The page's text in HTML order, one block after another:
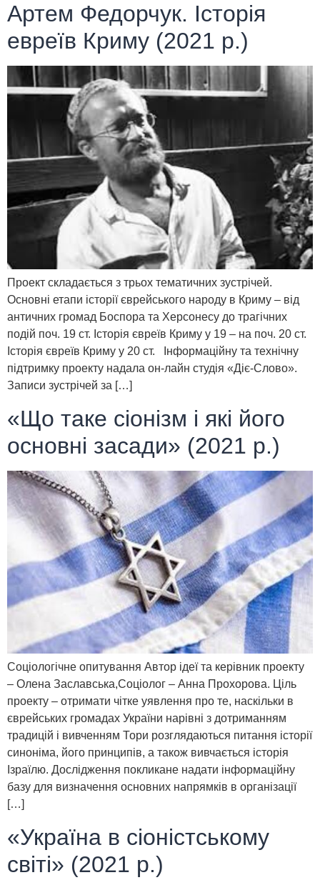
Артем Федорчук. Історія
евреїв Криму (2021 р.)
Проект складається з трьох тематичних зустрічей.
Основні етапи історії єврейського народу в Криму – від
античних громад Боспора та Херсонесу до трагічних
подій поч. 19 ст. Історія євреїв Криму у 19 – на поч. 20 ст.
Історія євреїв Криму у 20 ст. Інформаційну та технічну
підтримку проекту надала он-лайн студія «Діє-Слово».
Записи зустрічей за […]
«Що таке сіонізм і які його
основні засади» (2021 р.)
Соціологічне опитування Автор ідеї та керівник проекту
– Олена Заславська,Соціолог – Анна Прохорова. Ціль
проекту – отримати чітке уявлення про те, наскільки в
єврейських громадах України нарівні з дотриманням
традицій і вивченням Тори розглядаються питання історії
синоніма, його принципів, а також вивчається історія
Ізраїлю. Дослідження покликане надати інформаційну
базу для визначення основних напрямків в організації
[…]
«Україна в сіоністському
світі» (2021 р.)